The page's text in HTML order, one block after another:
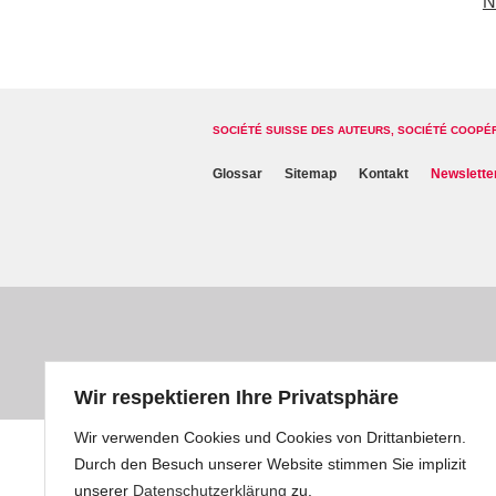
Wir respektieren Ihre Privatsphäre
Wir verwenden Cookies und Cookies von Drittanbietern.
Durch den Besuch unserer Website stimmen Sie implizit
unserer Datenschutzerklärung zu.
SOCIÉTÉ SUISSE DES AUTEURS, SOCIÉTÉ
Glossar Sitemap Kontakt